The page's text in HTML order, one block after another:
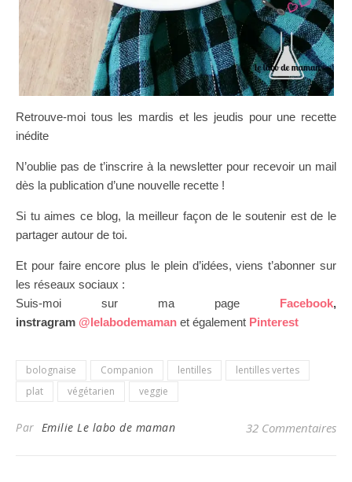
Retrouve-moi tous les mardis et les jeudis pour une recette
inédite
N’oublie pas de t’inscrire à la newsletter pour recevoir un mail
dès la publication d’une nouvelle recette !
Si tu aimes ce blog, la meilleur façon de le soutenir est de le
partager autour de toi.
Et pour faire encore plus le plein d’idées, viens t’abonner sur
les réseaux sociaux :
Suis-moi sur ma page Facebook,
instragram @lelabodemaman et également Pinterest
bolognaise Companion lentilles
lentilles vertes
plat
végétarien veggie
Par Emilie Le labo de maman 32 Commentaires